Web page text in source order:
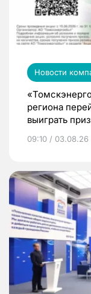
Новости
региона
выиграть
09:10 / 03.08.26